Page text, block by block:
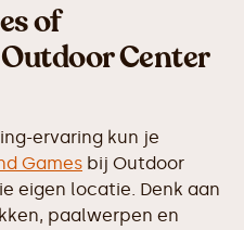
of
Center
ervaring kun je
Games bij Outdoor
eigen locatie. Denk aan
paalwerpen en